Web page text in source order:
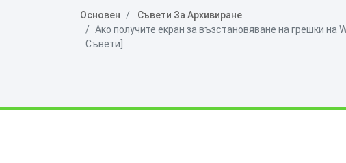
Основен
Съвети За Архивиране
Ако получите екран за възстановяване на грешки на
Съвети]